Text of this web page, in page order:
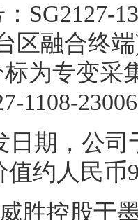
SG2127-
区融合终端
标为专变采
1108-
日期，公司
值约人民币
胜控股于